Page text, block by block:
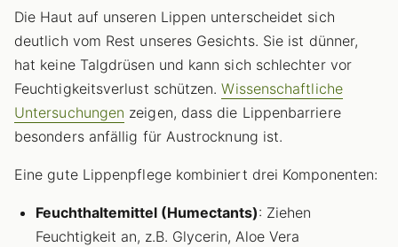
Die Haut auf unseren Lippen unterscheidet sich
deutlich vom Rest unseres Gesichts. Sie ist dünner,
hat keine Talgdrüsen und kann sich schlechter vor
Feuchtigkeitsverlust schützen.Wissenschaftliche
Untersuchungen zeigen, dass die Lippenbarriere
besonders anfällig für Austrocknung ist.
Eine gute Lippenpflege kombiniert drei Komponenten:
Feuchthaltemittel (Humectants): Ziehen
Feuchtigkeit an, z.B. Glycerin, Aloe Vera